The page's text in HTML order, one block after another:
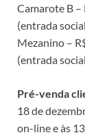
Camarote B –
(entrada
Mezanino –
(entrada
Pré-venda
18 de
on-line e às